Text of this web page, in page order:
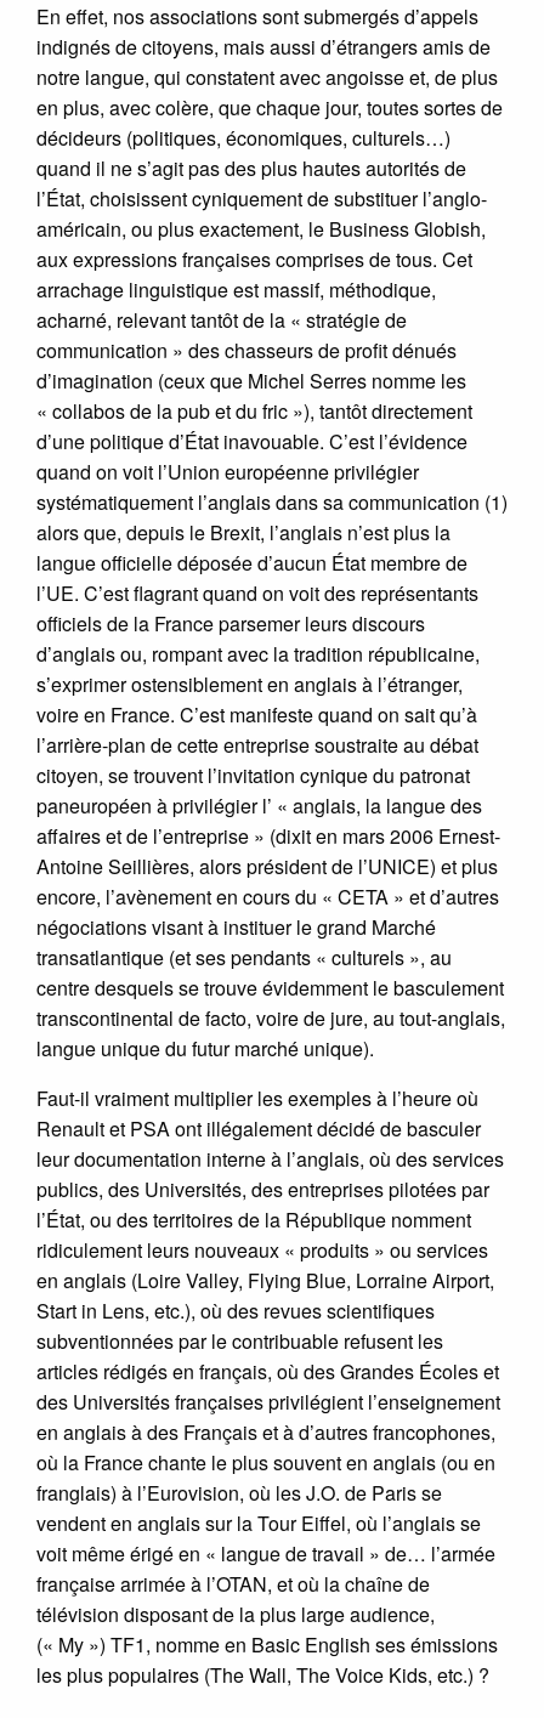
En effet, nos associations sont submergés d’appels
indignés de citoyens, mais aussi d’étrangers amis de
notre langue, qui constatent avec angoisse et, de plus
en plus, avec colère, que chaque jour, toutes sortes de
décideurs (politiques, économiques, culturels…)
quand il ne s’agit pas des plus hautes autorités de
l’État, choisissent cyniquement de substituer l’anglo-
américain, ou plus exactement, le Business Globish,
aux expressions françaises comprises de tous. Cet
arrachage linguistique est massif, méthodique,
acharné, relevant tantôt de la « stratégie de
communication » des chasseurs de profit dénués
d’imagination (ceux que Michel Serres nomme les
« collabos de la pub et du fric »), tantôt directement
d’une politique d’État inavouable. C’est l’évidence
quand on voit l’Union européenne privilégier
systématiquement l’anglais dans sa communication (1)
alors que, depuis le Brexit, l’anglais n’est plus la
langue officielle déposée d’aucun État membre de
l’UE. C’est flagrant quand on voit des représentants
officiels de la France parsemer leurs discours
d’anglais ou, rompant avec la tradition républicaine,
s’exprimer ostensiblement en anglais à l’étranger,
voire en France. C’est manifeste quand on sait qu’à
l’arrière-plan de cette entreprise soustraite au débat
citoyen, se trouvent l’invitation cynique du patronat
paneuropéen à privilégier l’ « anglais, la langue des
affaires et de l’entreprise » (dixit en mars 2006 Ernest-
Antoine Seillières, alors président de l’UNICE) et plus
encore, l’avènement en cours du « CETA » et d’autres
négociations visant à instituer le grand Marché
transatlantique (et ses pendants « culturels », au
centre desquels se trouve évidemment le basculement
transcontinental de facto, voire de jure, au tout-anglais,
langue unique du futur marché unique).
Faut-il vraiment multiplier les exemples à l’heure où
Renault et PSA ont illégalement décidé de basculer
leur documentation interne à l’anglais, où des services
publics, des Universités, des entreprises pilotées par
l’État, ou des territoires de la République nomment
ridiculement leurs nouveaux « produits » ou services
en anglais (Loire Valley, Flying Blue, Lorraine Airport,
Start in Lens, etc.), où des revues scientifiques
subventionnées par le contribuable refusent les
articles rédigés en français, où des Grandes Écoles et
des Universités françaises privilégient l’enseignement
en anglais à des Français et à d’autres francophones,
où la France chante le plus souvent en anglais (ou en
franglais) à l’Eurovision, où les J.O. de Paris se
vendent en anglais sur la Tour Eiffel, où l’anglais se
voit même érigé en « langue de travail » de… l’armée
française arrimée à l’OTAN, et où la chaîne de
télévision disposant de la plus large audience,
(« My ») TF1, nomme en Basic English ses émissions
les plus populaires (The Wall, The Voice Kids, etc.) ?